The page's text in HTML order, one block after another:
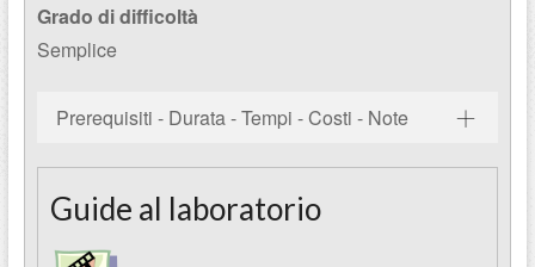
Grado di difficoltà
Semplice
Prerequisiti - Durata - Tempi - Costi - Note
Guide al laboratorio